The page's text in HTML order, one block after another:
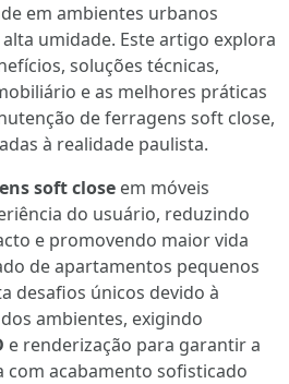
em ambientes urbanos
umidade. Este artigo explora
soluções técnicas,
e as melhores práticas
de ferragens soft close,
à realidade paulista.
soft close em móveis
do usuário, reduzindo
e promovendo maior vida
de apartamentos pequenos
desafios únicos devido à
ambientes, exigindo
e renderização para garantir a
acabamento sofisticado